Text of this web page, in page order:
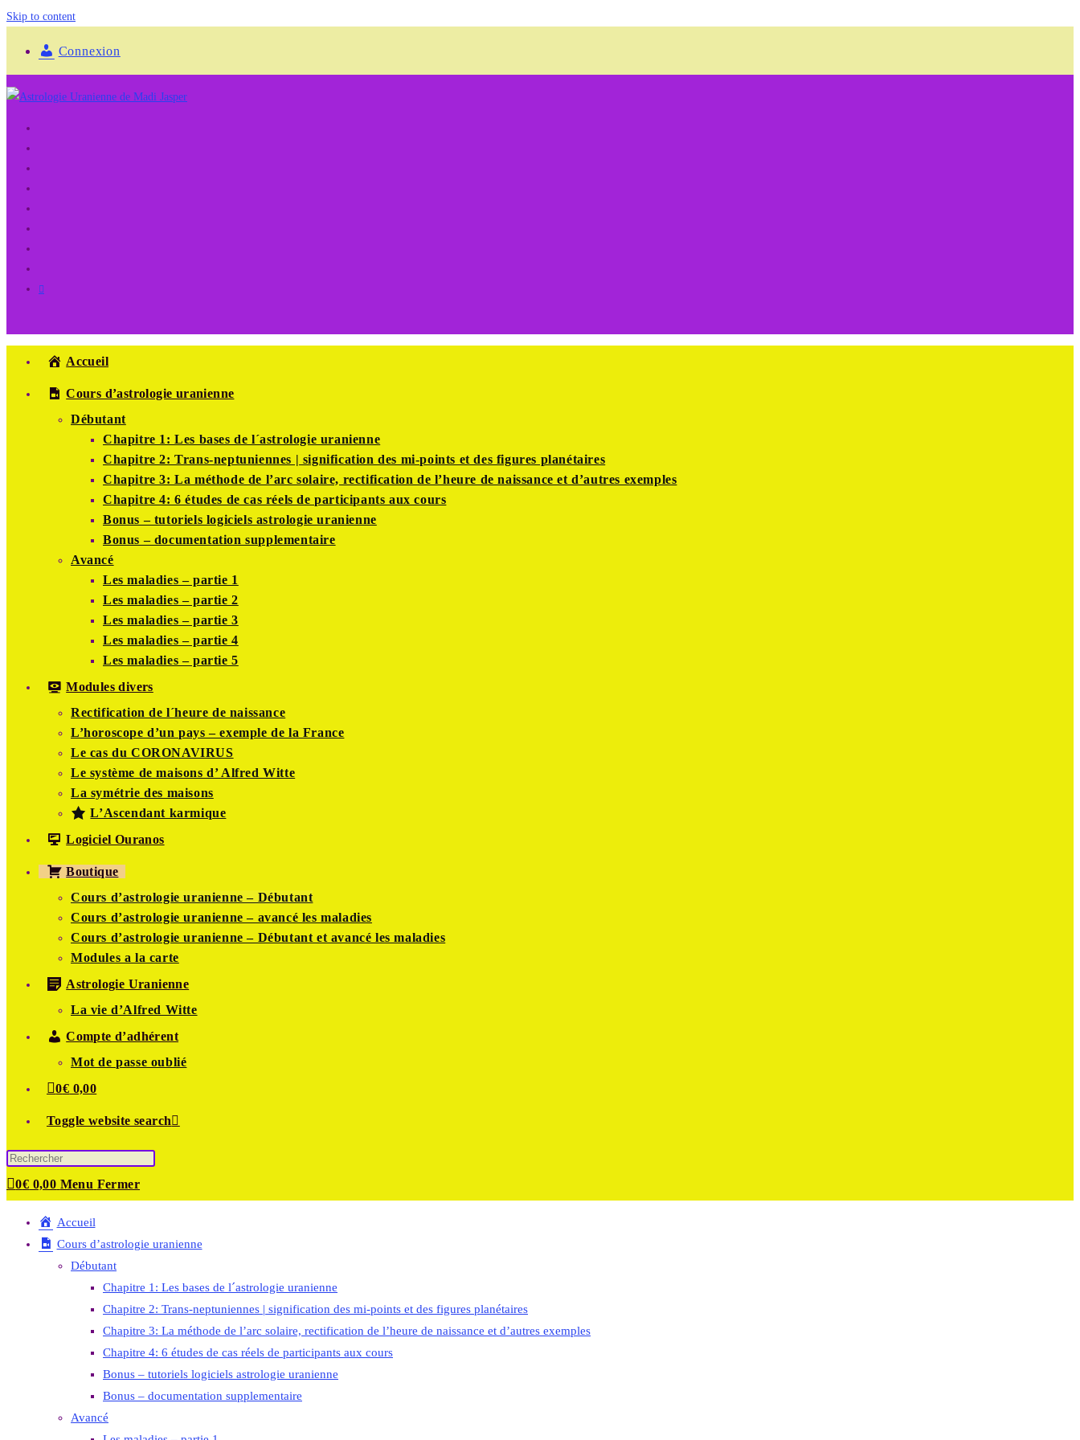
Skip to content
Connexion
Accueil
Cours d’astrologie uranienne
Débutant
Chapitre 1: Les bases de l´astrologie uranienne
Chapitre 2: Trans-neptuniennes | signification des mi-points et des figures planétaires
Chapitre 3: La méthode de l’arc solaire, rectification de l’heure de naissance et d’autres exemples
Chapitre 4: 6 études de cas réels de participants aux cours
Bonus – tutoriels logiciels astrologie uranienne
Bonus – documentation supplementaire
Avancé
Les maladies – partie 1
Les maladies – partie 2
Les maladies – partie 3
Les maladies – partie 4
Les maladies – partie 5
Modules divers
Rectification de l´heure de naissance
L’horoscope d’un pays – exemple de la France
Le cas du CORONAVIRUS
Le système de maisons d’ Alfred Witte
La symétrie des maisons
L’Ascendant karmique
Logiciel Ouranos
Boutique
Cours d’astrologie uranienne – Débutant
Cours d’astrologie uranienne – avancé les maladies
Cours d’astrologie uranienne – Débutant et avancé les maladies
Modules a la carte
Astrologie Uranienne
La vie d’Alfred Witte
Compte d’adhérent
Mot de passe oublié
0€ 0,00
Toggle website search
0€ 0,00 Menu Fermer
Accueil
Cours d’astrologie uranienne
Débutant
Chapitre 1: Les bases de l´astrologie uranienne
Chapitre 2: Trans-neptuniennes | signification des mi-points et des figures planétaires
Chapitre 3: La méthode de l’arc solaire, rectification de l’heure de naissance et d’autres exemples
Chapitre 4: 6 études de cas réels de participants aux cours
Bonus – tutoriels logiciels astrologie uranienne
Bonus – documentation supplementaire
Avancé